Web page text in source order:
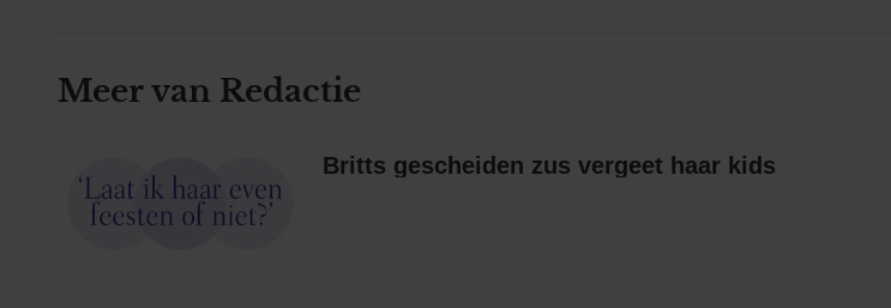
Meer van Redactie
Britts gescheiden zus vergeet haar kids